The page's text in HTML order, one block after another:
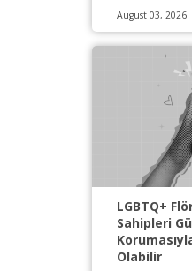
August 03, 2026
LGBTQ+
Sahipleri
Olabilir